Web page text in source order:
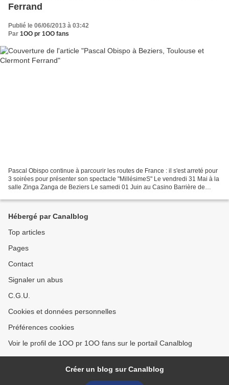
Ferrand
Publié le 06/06/2013 à 03:42
Par 1OO pr 1OO fans
Pascal Obispo continue à parcourir les routes de France : il s'est arreté pour
3 soirées pour présenter son spectacle "MillésimeS" Le vendredi 31 Mai à la
salle Zinga Zanga de Beziers Le samedi 01 Juin au Casino Barrière de
Hébergé par Canalblog
Top articles
Pages
Contact
Signaler un abus
C.G.U.
Cookies et données personnelles
Préférences cookies
Voir le profil de 1OO pr 1OO fans sur le portail Canalblog
Créer un blog sur Canalblog